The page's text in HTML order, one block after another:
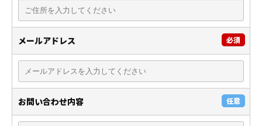
メールアドレス 必須
お問い合わせ内容 任意